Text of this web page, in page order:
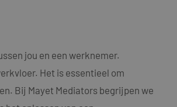
jou en een werknemer.
Het is essentieel om
Bij Mayet Mediators begrijpen we
te
basis van de PHP-
doeleinden die